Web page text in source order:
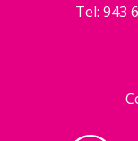
Tel: 943